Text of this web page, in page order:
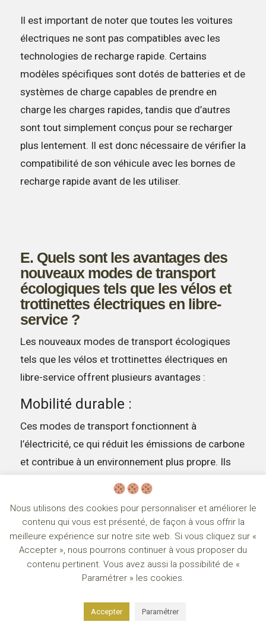
Il est important de noter que toutes les voitures
électriques ne sont pas compatibles avec les
technologies de recharge rapide. Certains
modèles spécifiques sont dotés de batteries et de
systèmes de charge capables de prendre en
charge les charges rapides, tandis que d’autres
sont tout simplement conçus pour se recharger
plus lentement. Il est donc nécessaire de vérifier la
compatibilité de son véhicule avec les bornes de
recharge rapide avant de les utiliser.
E. Quels sont les avantages des
nouveaux modes de transport
écologiques tels que les vélos et
trottinettes électriques en libre-
service ?
Les nouveaux modes de transport écologiques
tels que les vélos et trottinettes électriques en
libre-service offrent plusieurs avantages :
Mobilité durable :
Ces modes de transport fonctionnent à
l’électricité, ce qui réduit les émissions de carbone
et contribue à un environnement plus propre. Ils
atmosphérique et les émissions de gaz à effet de
serre.
Flexibilité et accessibilité :
Les vélos et trottinettes électriques en libre-
service offrent une solution de déplacement
pratique et flexible pour les trajets de courte
distance en ville. Ils sont faciles à trouver et à
Nous utilisons des cookies pour personnaliser et améliorer le
contenu qui vous est présenté, de façon à vous offrir la
meilleure expérience sur notre site web. Si vous cliquez sur «
Accepter », nous pourrons continuer à vous proposer du
contenu pertinent. Vous avez aussi la possibilité de «
Paramétrer » les cookies.
Accepter Paramétrer